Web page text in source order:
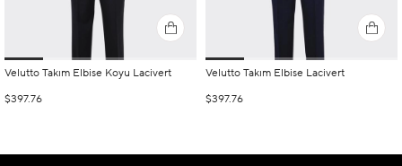
Velutto Takım Elbise Koyu Lacivert
$397.76
Velutto Takım Elbise Lacivert
$397.76